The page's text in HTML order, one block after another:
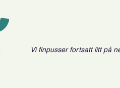
Vi finpusser fortsatt litt på